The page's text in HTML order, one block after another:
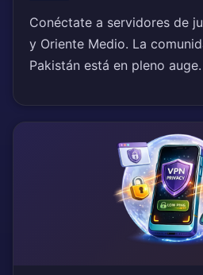
Conéctate a servidores de
y Oriente Medio. La
Pakistán está en pleno auge.